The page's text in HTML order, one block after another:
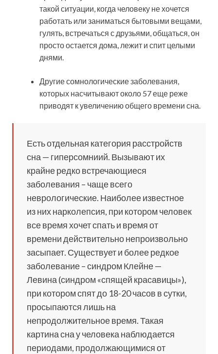
такой ситуации, когда человеку не хочется
работать или заниматься бытовыми вещами,
гулять, встречаться с друзьями, общаться, он
просто остается дома, лежит и спит целыми
днями.
Другие сомнологические заболевания,
которых насчитывают около 57 еще реже
приводят к увеличению общего времени сна.
Есть отдельная категория расстройств
сна — гиперсомниий. Вызывают их
крайне редко встречающиеся
заболевания – чаще всего
неврологические. Наиболее известное
из них нарколепсия, при котором человек
все время хочет спать и время от
времени действительно непроизвольно
засыпает. Существует и более редкое
заболевание – синдром Клейне —
Левина (синдром «спящей красавицы»),
при котором спят до 18-20 часов в сутки,
просыпаются лишь на
непродолжительное время. Такая
картина сна у человека наблюдается
периодами, продолжающимися от